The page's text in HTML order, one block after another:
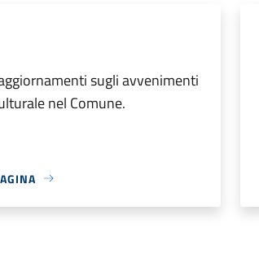
sugli avvenimenti
nel Comune.